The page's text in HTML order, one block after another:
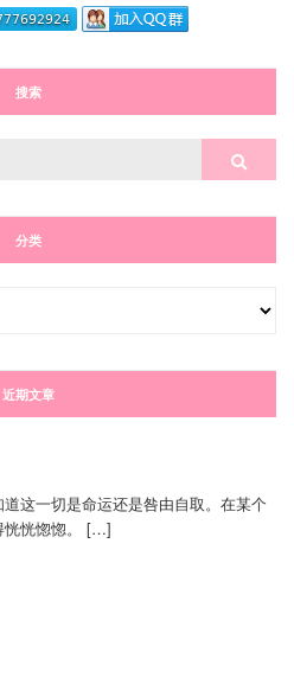
搜索
分类
近期文章
这一切是命运还是咎由自取。在某个
恍惚惚。 […]